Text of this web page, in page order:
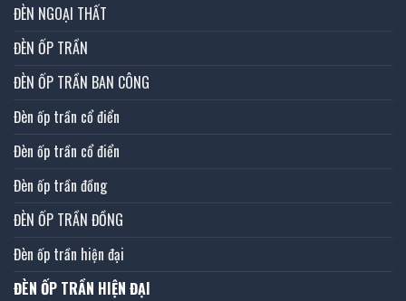
ĐÈN NGOẠI THẤT
ĐÈN ỐP TRẦN
ĐÈN ỐP TRẦN BAN CÔNG
Đèn ốp trần cổ điển
Đèn ốp trần cổ điển
Đèn ốp trần đồng
ĐÈN ỐP TRẦN ĐỒNG
Đèn ốp trần hiện đại
ĐÈN ỐP TRẦN HIỆN ĐẠI